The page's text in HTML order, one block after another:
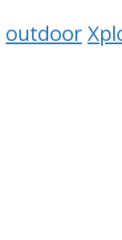
outdoor